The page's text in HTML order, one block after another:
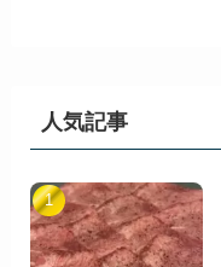
人気記事